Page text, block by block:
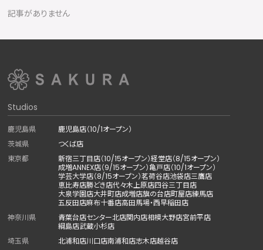
記事がありません
Studios
鹿児島県
鹿児島店（10/1オープン）
茨城県
つくば店
東京都
新宿三丁目店（10/15オープン）経堂店（8/15オープン）
成増ANNEX店（9/15オープン）亀戸店（10/1オープン）
学芸大学店（8/15オープン）茗荷谷店池袋店三鷹店
恵比寿店勝どき店代々木上原店四谷三丁目店
大泉学園店大井町店成増店旗の台店町屋店練馬店
五反田店麻布十番店高田馬場・西早稲田店
神奈川県
青葉台店センター北店関内店相模大野店宮前平店
綱島店武蔵小杉店
埼玉県
北浦和店川口店南浦和店志木店越谷店